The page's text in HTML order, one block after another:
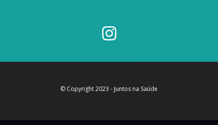
© Copyright 2023 - Juntos na Saúde